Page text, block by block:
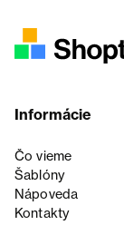
Informácie
Čo vieme
Šablóny
Nápoveda
Kontakty